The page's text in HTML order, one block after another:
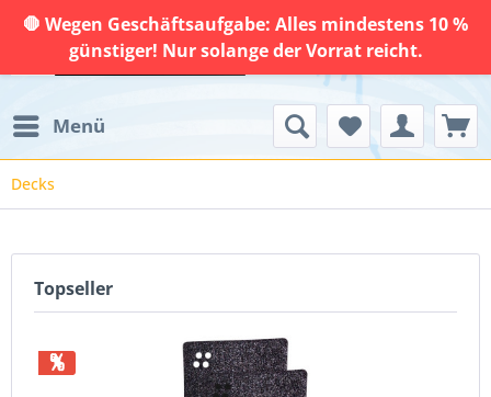
🛑 Wegen Geschäftsaufgabe: Alles mindestens 10 %
günstiger! Nur solange der Vorrat reicht.
Menü
Decks
Topseller
%